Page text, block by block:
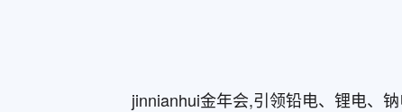
jinnianhui金年会,引领铅电、锂电、